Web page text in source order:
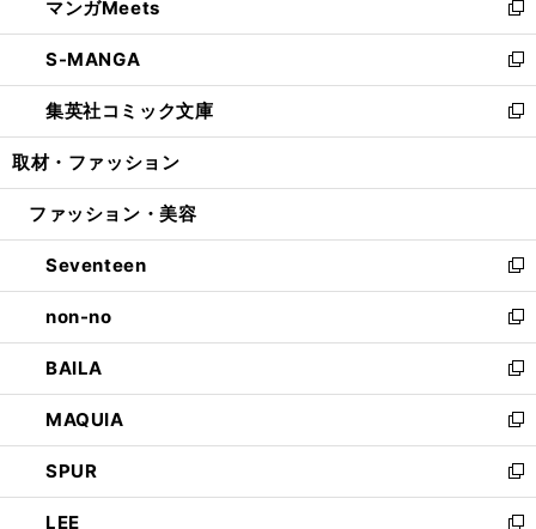
く
で
開
く
ド
ウ
で
開
く
ィ
ン
ド
ウ
で
開
い
ウ
ィ
ン
ド
ウ
開
マンガMeets
新
し
い
ウ
ィ
ン
ウ
開
く
S-MANGA
新
し
い
ウ
ン
ウ
で
開
く
集英社コミック文庫
新
し
ウ
ン
ド
ウ
で
開
く
取材・ファッション
ファッション・美容
Seventeen
新
し
い
ウ
ィ
ン
ド
ウ
で
開
く
non-no
新
し
い
ウ
ィ
ン
ド
ウ
で
BAILA
新
し
い
ウ
ィ
ン
ド
MAQUIA
新
し
い
ウ
SPUR
新
し
LEE